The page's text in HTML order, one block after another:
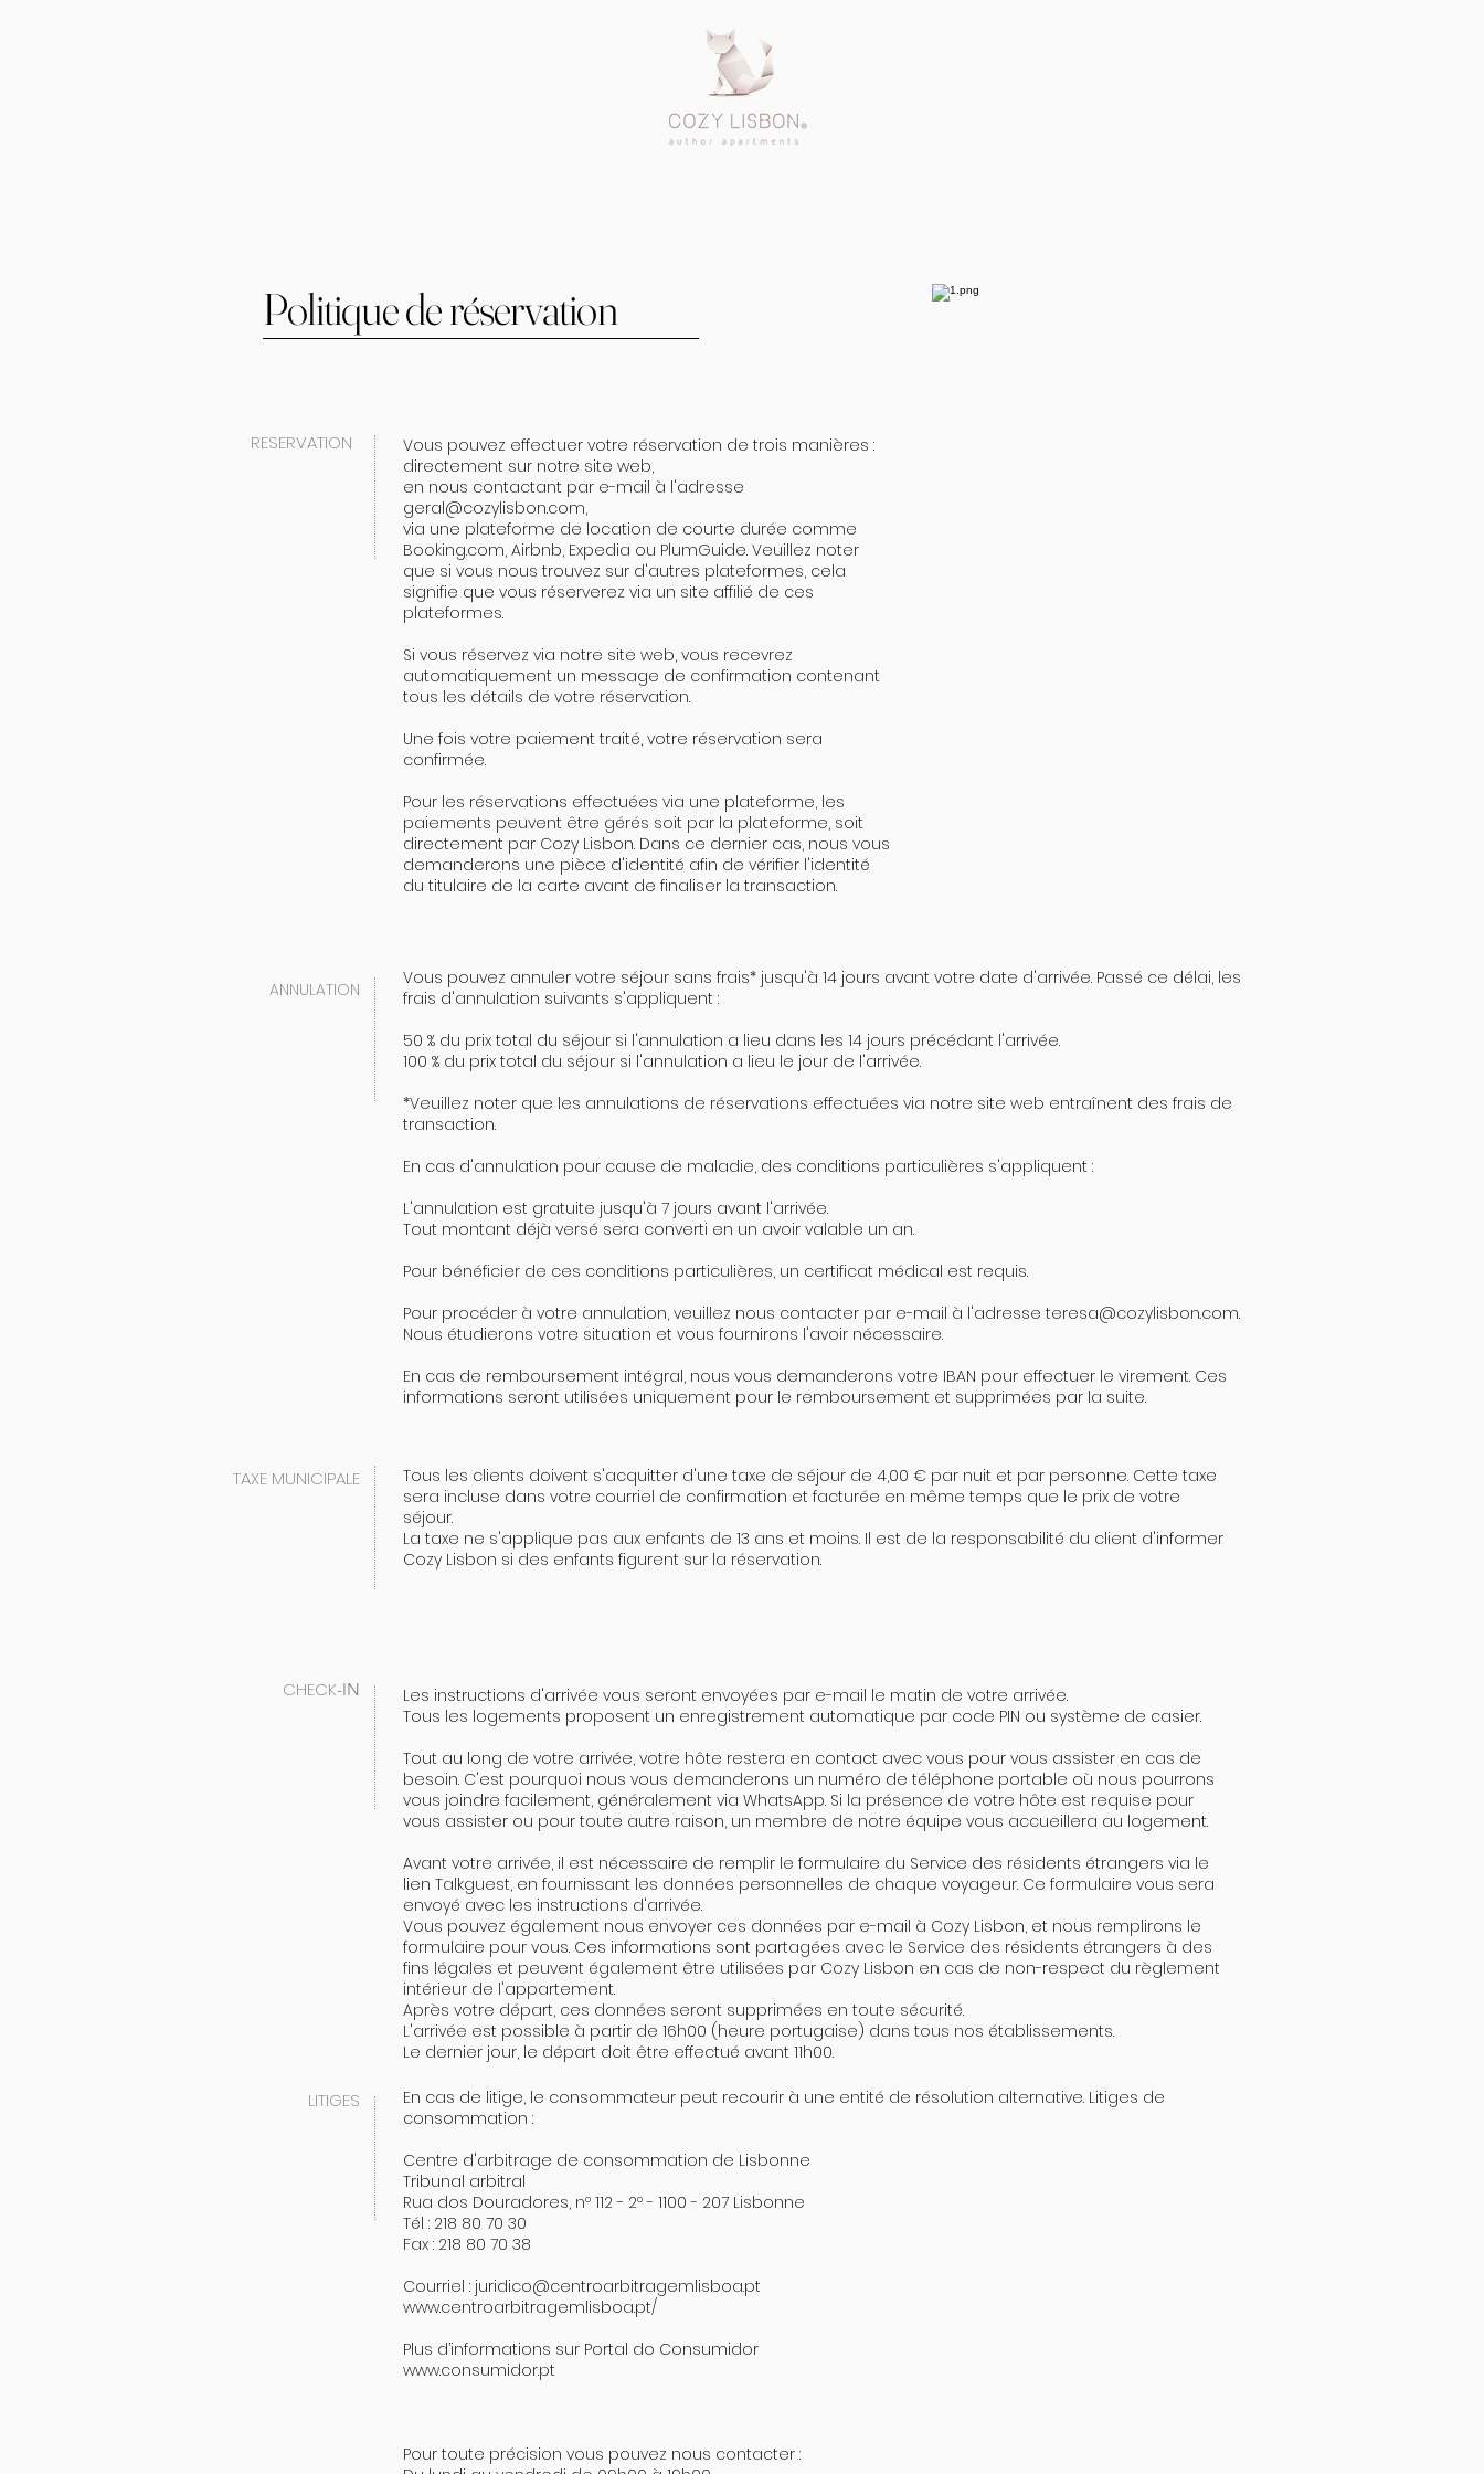
Politique de réservation
RESERVATION
Vous pouvez effectuer votre réservation de trois manières :
directement sur notre site web,
en nous contactant par e-mail à l'adresse
geral@cozylisbon.com,
via une plateforme de location de courte durée comme
Booking.com, Airbnb, Expedia ou PlumGuide. Veuillez noter
que si vous nous trouvez sur d'autres plateformes, cela
signifie que vous réserverez via un site affilié de ces
plateformes.
Si vous réservez via notre site web, vous recevrez
automatiquement un message de confirmation contenant
tous les détails de votre réservation.
Une fois votre paiement traité, votre réservation sera
confirmée.
Pour les réservations effectuées via une plateforme, les
paiements peuvent être gérés soit par la plateforme, soit
directement par Cozy Lisbon. Dans ce dernier cas, nous vous
demanderons une pièce d'identité afin de vérifier l'identité
du titulaire de la carte avant de finaliser la transaction.
ANNULATION
Vous pouvez annuler votre séjour sans frais* jusqu'à 14 jours avant votre date d'arrivée. Passé ce délai, les
frais d'annulation suivants s'appliquent :
50 % du prix total du séjour si l'annulation a lieu dans les 14 jours précédant l'arrivée.
100 % du prix total du séjour si l'annulation a lieu le jour de l'arrivée.
*Veuillez noter que les annulations de réservations effectuées via notre site web entraînent des frais de
transaction.
En cas d'annulation pour cause de maladie, des conditions particulières s'appliquent :
L'annulation est gratuite jusqu'à 7 jours avant l'arrivée.
Tout montant déjà versé sera converti en un avoir valable un an.
Pour bénéficier de ces conditions particulières, un certificat médical est requis.
Pour procéder à votre annulation, veuillez nous contacter par e-mail à l'adresse teresa@cozylisbon.com.
Nous étudierons votre situation et vous fournirons l'avoir nécessaire.
En cas de remboursement intégral, nous vous demanderons votre IBAN pour effectuer le virement. Ces
informations seront utilisées uniquement pour le remboursement et supprimées par la suite.
TAXE MUNICIPALE
Tous les clients doivent s'acquitter d'une taxe de séjour de 4,00 € par nuit et par personne. Cette taxe
sera incluse dans votre courriel de confirmation et facturée en même temps que le prix de votre
séjour.
La taxe ne s'applique pas aux enfants de 13 ans et moins. Il est de la responsabilité du client d'informer
Cozy Lisbon si des enfants figurent sur la réservation.
CHECK-IN
Les instructions d'arrivée vous seront envoyées par e-mail le matin de votre arrivée.
Tous les logements proposent un enregistrement automatique par code PIN ou système de casier.
Tout au long de votre arrivée, votre hôte restera en contact avec vous pour vous assister en cas de
besoin. C'est pourquoi nous vous demanderons un numéro de téléphone portable où nous pourrons
vous joindre facilement, généralement via WhatsApp. Si la présence de votre hôte est requise pour
vous assister ou pour toute autre raison, un membre de notre équipe vous accueillera au logement.
Avant votre arrivée, il est nécessaire de remplir le formulaire du Service des résidents étrangers via le
lien Talkguest, en fournissant les données personnelles de chaque voyageur. Ce formulaire vous sera
envoyé avec les instructions d'arrivée.
Vous pouvez également nous envoyer ces données par e-mail à Cozy Lisbon, et nous remplirons le
formulaire pour vous. Ces informations sont partagées avec le Service des résidents étrangers à des
fins légales et peuvent également être utilisées par Cozy Lisbon en cas de non-respect du règlement
intérieur de l'appartement.
Après votre départ, ces données seront supprimées en toute sécurité.
L'arrivée est possible à partir de 16h00 (heure portugaise) dans tous nos établissements.
Le dernier jour, le départ doit être effectué avant 11h00.
LITIGES
En cas de litige, le consommateur peut recourir à une entité de résolution alternative. Litiges de
consommation :
Centre d'arbitrage de consommation de Lisbonne
Tribunal arbitral
Rua dos Douradores, nº 112 - 2º - 1100 - 207 Lisbonne
Tél : 218 80 70 30
Fax : 218 80 70 38
Courriel : juridico@centroarbitragemlisboa.pt
www.centroarbitragemlisboa.pt/
Plus d’informations sur Portal do Consumidor
www.consumidor.pt
Pour toute précision vous pouvez nous contacter :